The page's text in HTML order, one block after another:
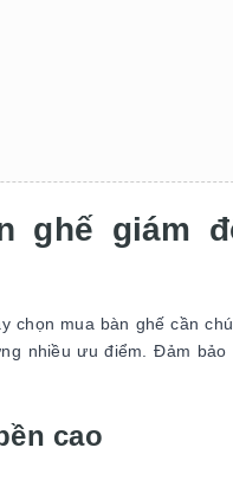
ghế giám
chọn mua bàn ghế cần
nhiều ưu điểm. Đảm bảo
cao